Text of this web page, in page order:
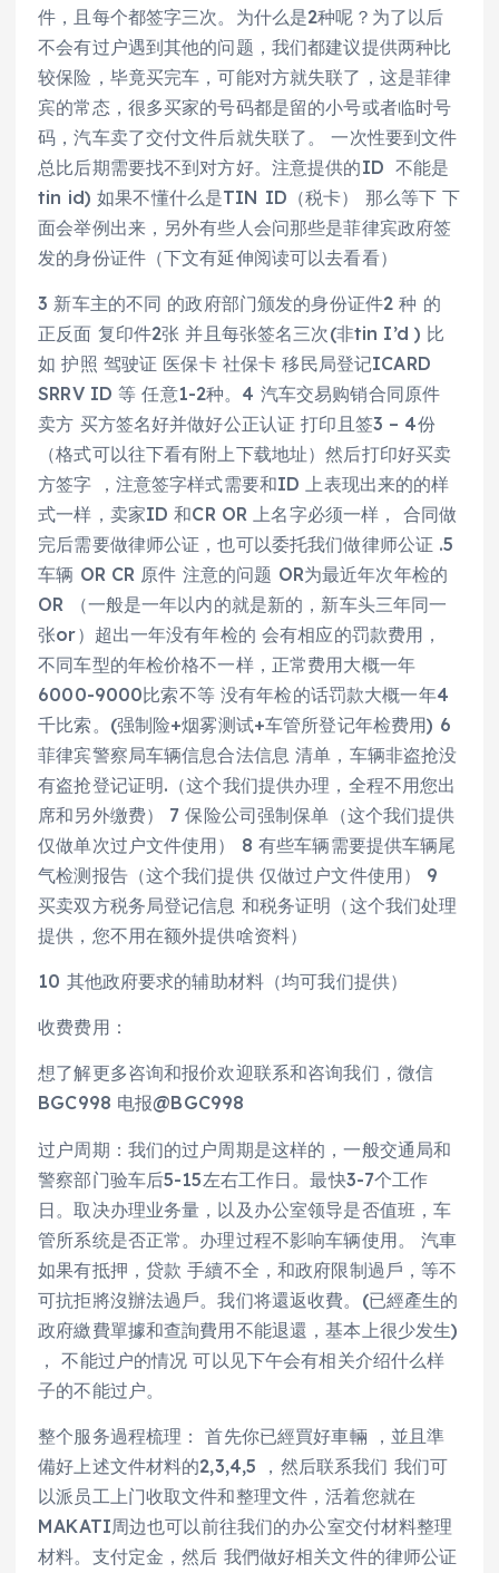
件，且每个都签字三次。为什么是2种呢？为了以后
不会有过户遇到其他的问题，我们都建议提供两种比
较保险，毕竟买完车，可能对方就失联了，这是菲律
宾的常态，很多买家的号码都是留的小号或者临时号
码，汽车卖了交付文件后就失联了。 一次性要到文件
总比后期需要找不到对方好。注意提供的ID 不能是
tin id) 如果不懂什么是TIN ID（税卡） 那么等下 下
面会举例出来，另外有些人会问那些是菲律宾政府签
发的身份证件（下文有延伸阅读可以去看看）
3 新车主的不同 的政府部门颁发的身份证件2 种 的
正反面 复印件2张 并且每张签名三次(非tin I’d ) 比
如 护照 驾驶证 医保卡 社保卡 移民局登记ICARD
SRRV ID 等 任意1-2种。4 汽车交易购销合同原件
卖方 买方签名好并做好公正认证 打印且签3 – 4份
（格式可以往下看有附上下载地址）然后打印好买卖
方签字 ，注意签字样式需要和ID 上表现出来的的样
式一样，卖家ID 和CR OR 上名字必须一样， 合同做
完后需要做律师公证，也可以委托我们做律师公证 .5
车辆 OR CR 原件 注意的问题 OR为最近年次年检的
OR （一般是一年以内的就是新的，新车头三年同一
张or）超出一年没有年检的 会有相应的罚款费用，
不同车型的年检价格不一样，正常费用大概一年
6000-9000比索不等 没有年检的话罚款大概一年4
千比索。(强制险+烟雾测试+车管所登记年检费用) 6
菲律宾警察局车辆信息合法信息 清单，车辆非盗抢没
有盗抢登记证明.（这个我们提供办理，全程不用您出
席和另外缴费） 7 保险公司强制保单（这个我们提供
仅做单次过户文件使用） 8 有些车辆需要提供车辆尾
气检测报告（这个我们提供 仅做过户文件使用） 9
买卖双方税务局登记信息 和税务证明（这个我们处理
提供，您不用在额外提供啥资料）
10 其他政府要求的辅助材料（均可我们提供）
收费费用：
想了解更多咨询和报价欢迎联系和咨询我们，微信
BGC998 电报@BGC998
过户周期：我们的过户周期是这样的，一般交通局和
警察部门验车后5-15左右工作日。最快3-7个工作
日。取决办理业务量，以及办公室领导是否值班，车
管所系统是否正常。办理过程不影响车辆使用。 汽車
如果有抵押，贷款 手續不全，和政府限制過戶，等不
可抗拒將沒辦法過戶。我们将還返收費。(已經產生的
政府繳費單據和查詢費用不能退還，基本上很少发生)
， 不能过户的情况 可以见下午会有相关介绍什么样
子的不能过户。
整个服务過程梳理： 首先你已經買好車輛 ，並且準
備好上述文件材料的2,3,4,5 ，然后联系我们 我们可
以派员工上门收取文件和整理文件，活着您就在
MAKATI周边也可以前往我们的办公室交付材料整理
材料。支付定金，然后 我們做好相关文件的律师公证